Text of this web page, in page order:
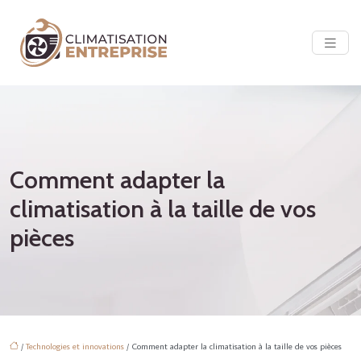
Comment adapter la
climatisation à la taille de vos
pièces
/ Technologies et innovations / Comment adapter la climatisation à la taille de vos pièces